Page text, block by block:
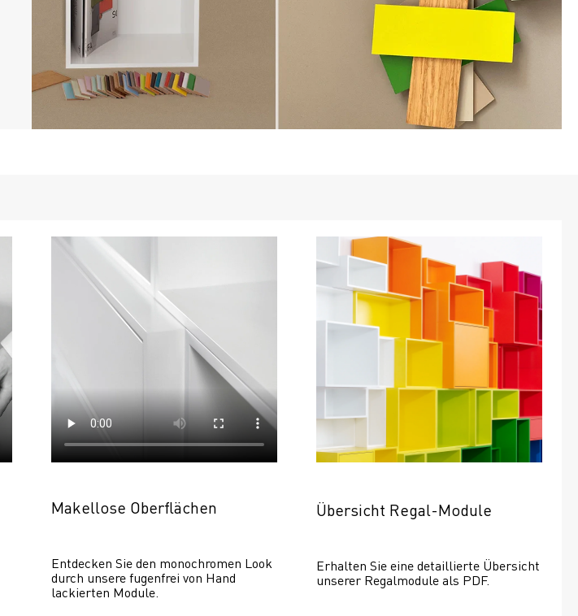
Makellose Oberflächen
Entdecken Sie den monochromen Look
durch unsere fugenfrei von Hand
lackierten Module.
Übersicht Regal-Module
Erhalten Sie eine detaillierte Übersicht
unserer Regalmodule als PDF.